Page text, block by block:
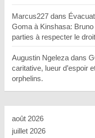
Marcus227 dans
Goma à Kinshasa:
parties à respecter le
Augustin Ngeleza dans
caritative, lueur d’espoir
orphelins.
août 2026
juillet 2026